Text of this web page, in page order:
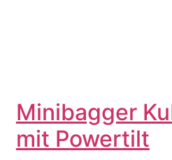
Minibagger
mit Powertilt